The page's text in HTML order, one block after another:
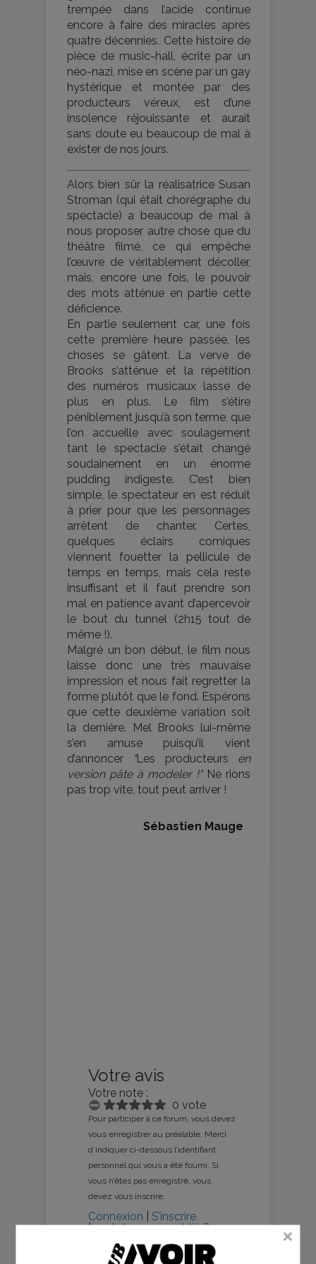
trempée dans l’acide continue
encore à faire des miracles après
quatre décennies. Cette histoire de
pièce de music-hall, écrite par un
néo-nazi, mise en scène par un gay
hystérique et montée par des
producteurs véreux, est d’une
insolence réjouissante et aurait
sans doute eu beaucoup de mal à
exister de nos jours.
Alors bien sûr la réalisatrice Susan
Stroman (qui était chorégraphe du
spectacle) a beaucoup de mal à
nous proposer autre chose que du
théâtre filmé, ce qui empêche
l’œuvre de véritablement décoller,
mais, encore une fois, le pouvoir
des mots atténue en partie cette
déficience.
En partie seulement car, une fois
cette première heure passée, les
choses se gâtent. La verve de
Brooks s’atténue et la répétition
des numéros musicaux lasse de
plus en plus. Le film s’étire
péniblement jusqu’à son terme, que
l’on accueille avec soulagement
tant le spectacle s’était changé
soudainement en un énorme
pudding indigeste. C’est bien
simple, le spectateur en est réduit
à prier pour que les personnages
arrêtent de chanter. Certes,
quelques éclairs comiques
viennent fouetter la pellicule de
temps en temps, mais cela reste
insuffisant et il faut prendre son
mal en patience avant d’apercevoir
le bout du tunnel (2h15 tout de
même !).
Malgré un bon début, le film nous
laisse donc une très mauvaise
impression et nous fait regretter la
forme plutôt que le fond. Espérons
que cette deuxième variation soit
la dernière. Mel Brooks lui-même
s’en amuse puisqu’il vient
d’annoncer
"Les producteurs en
version pâte à modeler !"Ne rions
pas trop vite, tout peut arriver !
Sébastien Mauge
Votre avis
Votre note :
0 vote
Pour participer à ce forum, vous devez
vous enregistrer au préalable. Merci
d’indiquer ci-dessous l’identifiant
personnel qui vous a été fourni. Si
vous n’êtes pas enregistré, vous
devez vous inscrire.
Connexion
S’inscrire
|mot de passe oublié ?